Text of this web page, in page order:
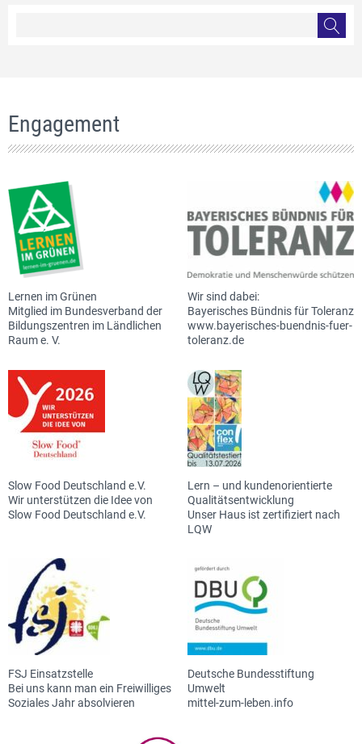
Engagement
Lernen im Grünen
Mitglied im Bundesverband der
Bildungszentren im Ländlichen
Raum e. V.
Wir sind dabei:
Bayerisches Bündnis für Toleranz
www.bayerisches-buendnis-fuer-
toleranz.de
Slow Food Deutschland e.V.
Wir unterstützen die Idee von
Slow Food Deutschland e.V.
Lern – und kundenorientierte
Qualitätsentwicklung
Unser Haus ist zertifiziert nach
LQW
FSJ Einsatzstelle
Bei uns kann man ein Freiwilliges
Soziales Jahr absolvieren
Deutsche Bundesstiftung
Umwelt
mittel-zum-leben.info